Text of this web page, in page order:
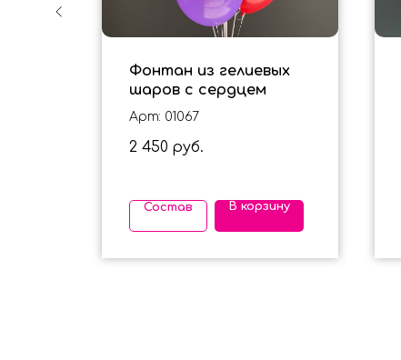
Фонтан из гелиевых
шаров с сердцем
Арт: 01067
2 450 руб.
Состав В корзину